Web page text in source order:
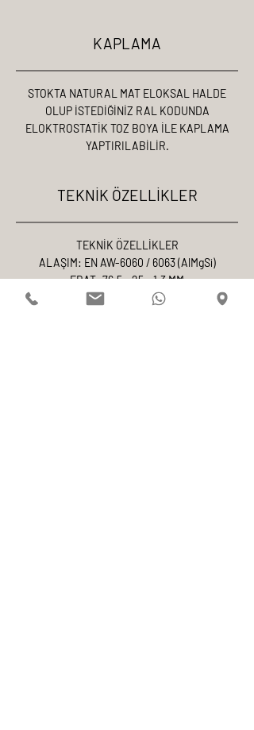
KAPLAMA
STOKTA NATURAL MAT ELOKSAL HALDE
OLUP İSTEDİĞİNİZ RAL KODUNDA
ELOKTROSTATİK TOZ BOYA İLE KAPLAMA
YAPTIRILABİLİR.
TEKNİK ÖZELLİKLER
TEKNİK ÖZELLİKLER
ALAŞIM: EN AW-6060 / 6063 (AlMgSi)
EBAT: 76.5 × 25 × 1.3 MM
MUKAVEMET: ÇEKME 215 N/mm² AKMA 160